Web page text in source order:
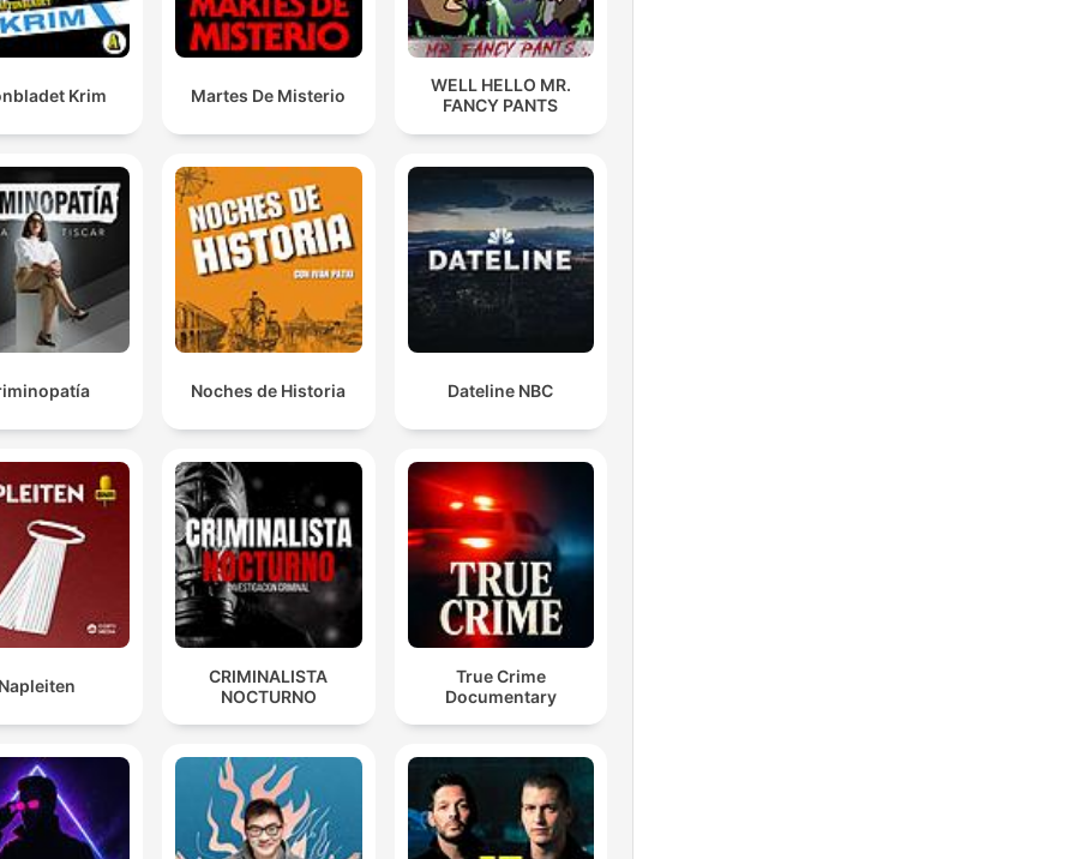
Krim Martes De Misterio
WELL HELLO MR.
FANCY PANTS
Noches de Historia Dateline NBC
CRIMINALISTA
NOCTURNO
True Crime
Documentary